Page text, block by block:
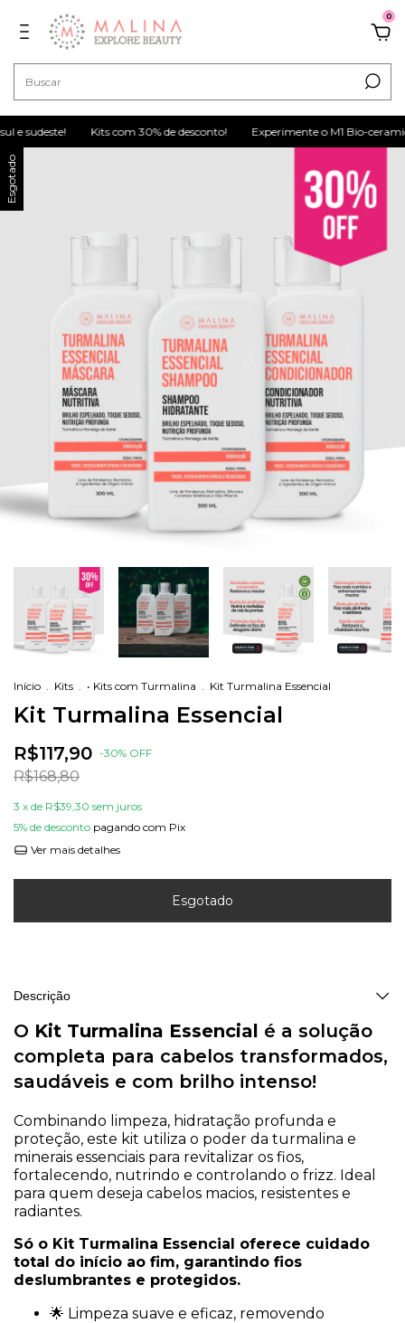
0
e sudeste! Kits com 30% de desconto! Experimente o M1 Bio-
Esgotado
Início . Kits . • Kits com Turmalina . Kit Turmalina Essencial
Kit Turmalina Essencial
R$117,90 -30% OFF
R$168,80
3 x de R$39,30 sem juros
5% de desconto pagando com Pix
Ver mais detalhes
Descrição
O Kit Turmalina Essencial é a solução
completa para cabelos transformados,
saudáveis e com brilho intenso!
Combinando limpeza, hidratação profunda e
proteção, este kit utiliza o poder da turmalina e
minerais essenciais para revitalizar os fios,
fortalecendo, nutrindo e controlando o frizz. Ideal
para quem deseja cabelos macios, resistentes e
radiantes.
Só o Kit Turmalina Essencial oferece cuidado
total do início ao fim, garantindo fios
deslumbrantes e protegidos.
🌟 Limpeza suave e eficaz, removendo